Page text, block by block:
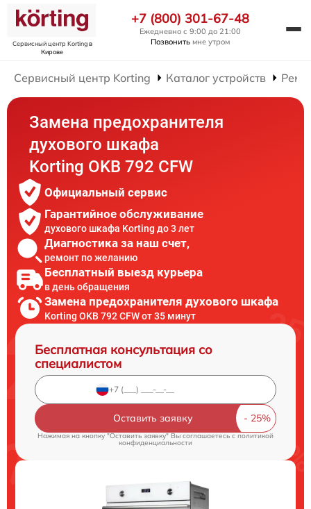
Сервисный центр Kortingв
Кирове
+7 (800) 301-67-48
Ежедневно с 9:00 до 21:00
Позвонить мне утром
Сервисный центр Korting Каталог устройств
Замена предохранителя
духового шкафа
Korting OKB 792 CFW
Официальный сервис
Гарантийное обслуживание
духового шкафа Korting до 3 лет
Диагностика за наш счет,
ремонт по желанию
Бесплатный выезд курьера
в день обращения
Замена предохранителя духового шкафа
Korting OKB 792 CFW от 35 минут
Бесплатная консультация со
специалистом
Оставить заявку
Нажимая на кнопку "Оставить заявку" Вы соглашаетесь cполитикой
конфиденциальности